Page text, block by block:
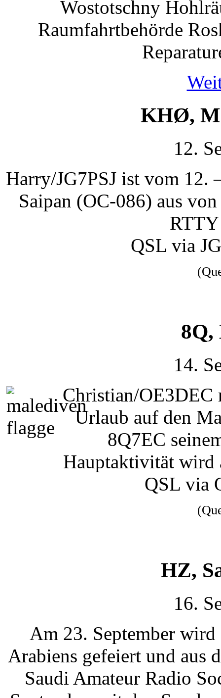
Wostotschny
Raumfahrtbehörde
KHØ,
12.
Harry/JG7PSJ ist vom 12.
Saipan (OC-086) aus
QSL via
8Q,
14.
Christian/OE3DEC
Urlaub auf den
8Q7EC
Hauptaktivität wird
QSL via
HZ,
16.
Am 23. September
Arabiens gefeiert und aus
Saudi Amateur Radio